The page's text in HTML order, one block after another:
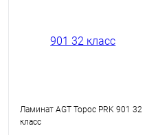
Ламинат AGT Торос PRK 901 32
класс